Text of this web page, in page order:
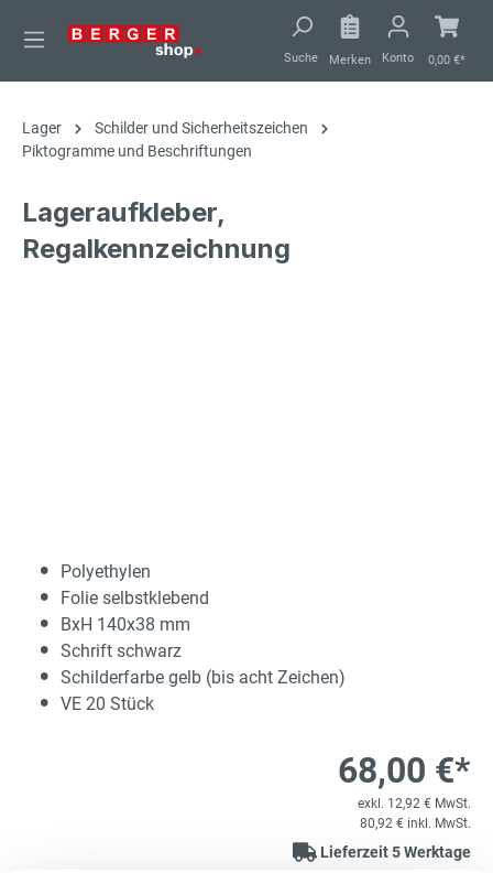
springen
Suche Merken Konto 0,00 €*
Lager
Schilder und Sicherheitszeichen
Piktogramme und Beschriftungen
Lageraufkleber,
Regalkennzeichnung
Polyethylen
Folie selbstklebend
BxH 140x38 mm
Schrift schwarz
Schilderfarbe gelb (bis acht Zeichen)
VE 20 Stück
68,00 €*
exkl. 12,92 € MwSt.
80,92 € inkl. MwSt.
Lieferzeit 5 Werktage